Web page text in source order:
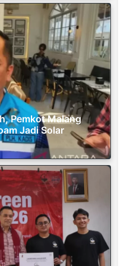
Pemkot Malang
Jadi Solar